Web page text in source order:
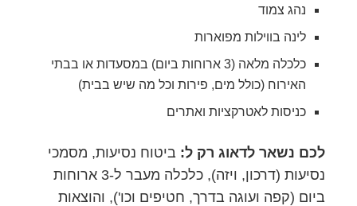
נהג צמוד
לינה בווילות מפוארות
כלכלה מלאה (3 ארוחות ביום) במסעדות או בבתי
האירוח (כולל מים, פירות וכל מה שיש בבית)
כניסות לאטרקציות ואתרים
לכם נשאר לדאוג רק ל: ביטוח נסיעות, מסמכי
נסיעות (דרכון, ויזה), כלכלה מעבר ל-3 ארוחות
ביום (קפה ועוגה בדרך, חטיפים וכו'), והוצאות